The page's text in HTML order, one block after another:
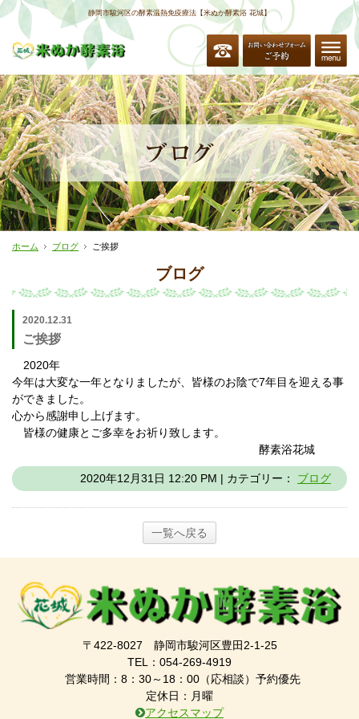
静岡市駿河区の酵素温熱免疫療法【米ぬか酵素浴 花城】
ホーム ブログ ご挨拶
ブログ
2020.12.31
ご挨拶
2020年
今年は大変な一年となりましたが、皆様のお陰で7年目を迎える事
ができました。
心から感謝申し上げます。
皆様の健康とご多幸をお祈り致します。
酵素浴花城
2020年12月31日 12:20 PM | カテゴリー： ブログ
一覧へ戻る
〒422-8027 静岡市駿河区豊田2-1-25
TEL：054-269-4919
営業時間：8：30～18：00（応相談）予約優先
定休日：月曜
アクセスマップ